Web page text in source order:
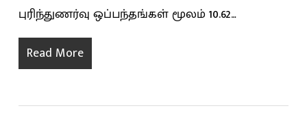
புரிந்துணர்வு ஒப்பந்தங்கள் மூலம் 10.62…
Read More